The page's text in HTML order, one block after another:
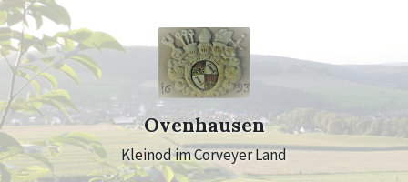
Skip
to
content
Skip
to
main
navigation
Skip
to
footer
Ovenhausen
Kleinod im Corveyer Land